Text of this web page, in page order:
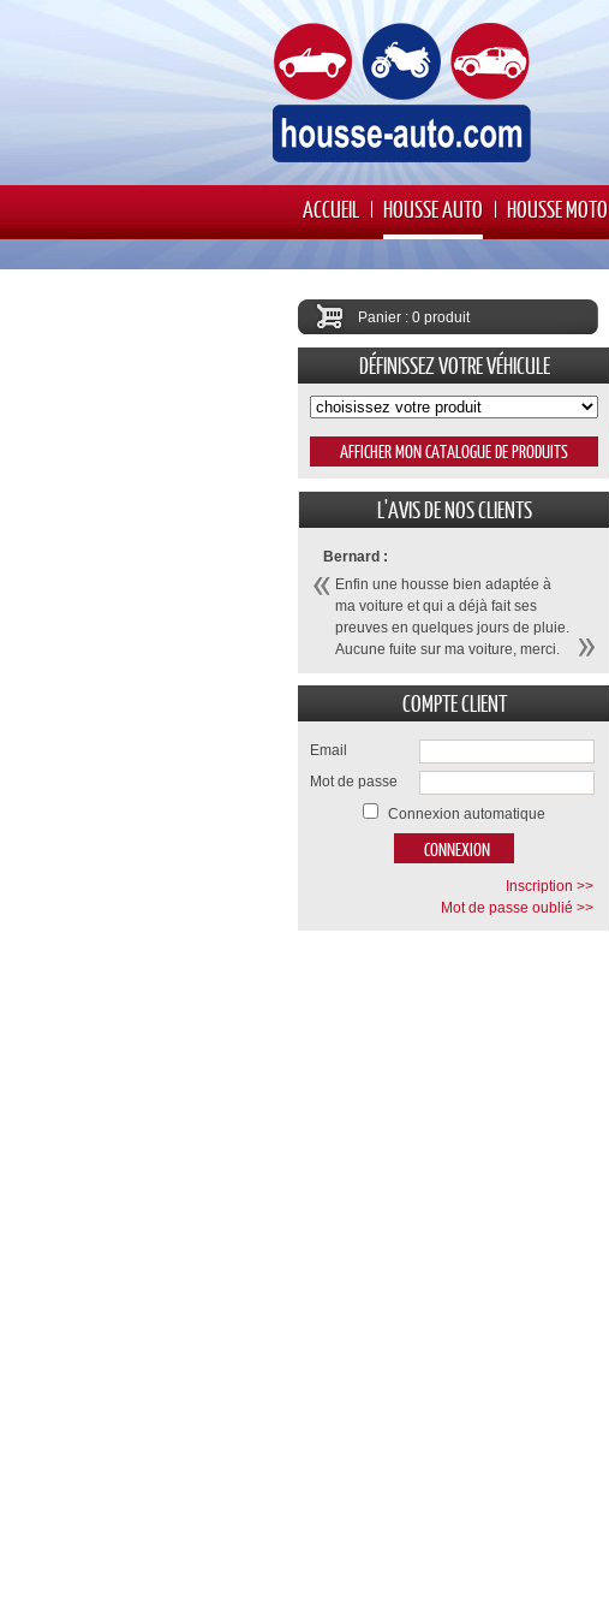
ACCUEIL HOUSSE AUTO HOUSSE MOTO
Panier : 0 produit
DÉFINISSEZ VOTRE VÉHICULE
L'AVIS DE NOS CLIENTS
Bernard :
Enfin une housse bien adaptée à
ma voiture et qui a déjà fait ses
preuves en quelques jours de pluie.
Aucune fuite sur ma voiture, merci.
COMPTE CLIENT
Email
Mot de passe
Connexion automatique
Inscription >>
Mot de passe oublié >>